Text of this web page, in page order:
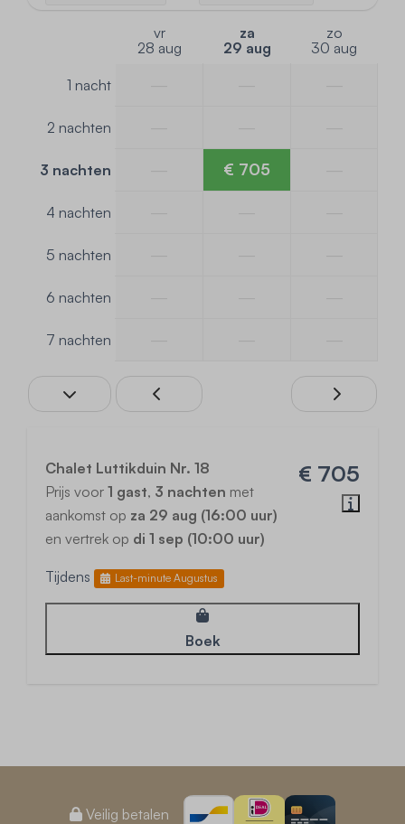
vr
28 aug
za
29 aug
zo
30 aug
1 nacht
2 nachten
3 nachten € 705
4 nachten
5 nachten
6 nachten
7 nachten
€ 705
Chalet Luttikduin Nr. 18
Prijs voor 1 gast, 3 nachten met
aankomst op za 29 aug (16:00 uur)
en vertrek op di 1 sep (10:00 uur)
Tijdens Last-minute Augustus
Boek
Veilig betalen